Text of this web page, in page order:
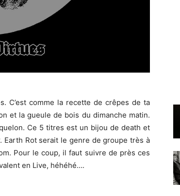
C’est comme la recette de crêpes de ta
et la gueule de bois du dimanche matin.
Ce 5 titres est un bijou de death et
Earth Rot serait le genre de groupe très à
Pour le coup, il faut suivre de près ces
en Live, héhéhé….